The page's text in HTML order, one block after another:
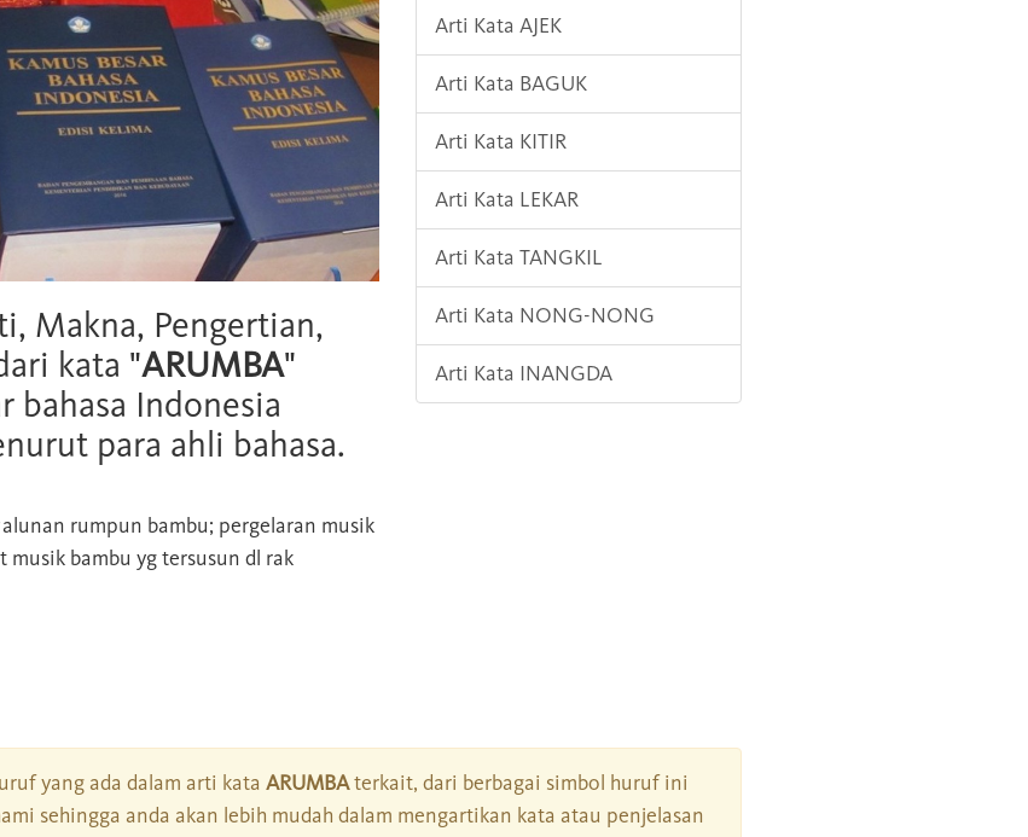
Makna, Pengertian,
kata "ARUMBA"
bahasa Indonesia
para ahli bahasa.
alunan rumpun bambu; pergelaran musik
bambu yg tersusun dl rak
Arti Kata AJEK
Arti Kata BAGUK
Arti Kata KITIR
Arti Kata LEKAR
Arti Kata TANGKIL
Arti Kata NONG-NONG
Arti Kata INANGDA
yang ada dalam arti kata ARUMBAterkait, dari berbagai simbol huruf ini
sehingga anda akan lebih mudah dalam mengartikan kata atau penjelasan